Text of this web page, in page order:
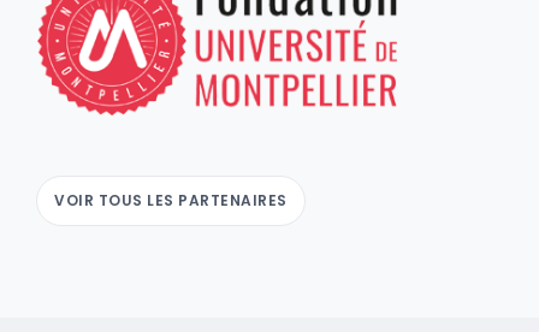
VOIR TOUS LES PARTENAIRES